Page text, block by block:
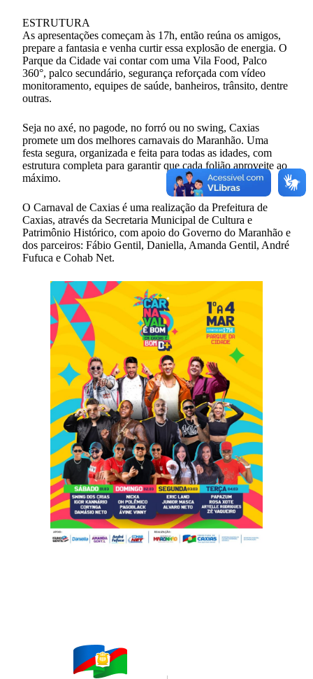
ESTRUTURA
As apresentações começam às 17h, então reúna os amigos,
prepare a fantasia e venha curtir essa explosão de energia. O
Parque da Cidade vai contar com uma Vila Food, Palco
360°, palco secundário, segurança reforçada com vídeo
monitoramento, equipes de saúde, banheiros, trânsito, dentre
outras.
Seja no axé, no pagode, no forró ou no swing, Caxias
promete um dos melhores carnavais do Maranhão. Uma
festa segura, organizada e feita para todas as idades, com
estrutura completa para garantir que cada folião aproveite ao
máximo.
O Carnaval de Caxias é uma realização da Prefeitura de
Caxias, através da Secretaria Municipal de Cultura e
Patrimônio Histórico, com apoio do Governo do Maranhão e
dos parceiros: Fábio Gentil, Daniella, Amanda Gentil, André
Fufuca e Cohab Net.